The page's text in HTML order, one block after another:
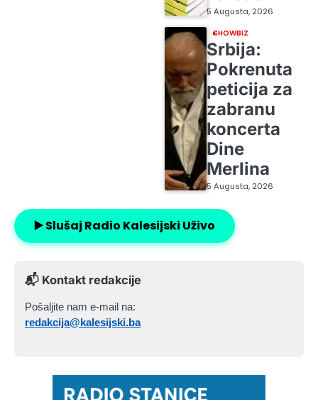
5 Augusta, 2026
SHOWBIZ
Srbija:
Pokrenuta
peticija za
zabranu
koncerta
Dine
Merlina
5 Augusta, 2026
▶️ Slušaj Radio Kalesijski Uživo
📬 Kontakt redakcije
Pošaljite nam e-mail na:
redakcija@kalesijski.ba